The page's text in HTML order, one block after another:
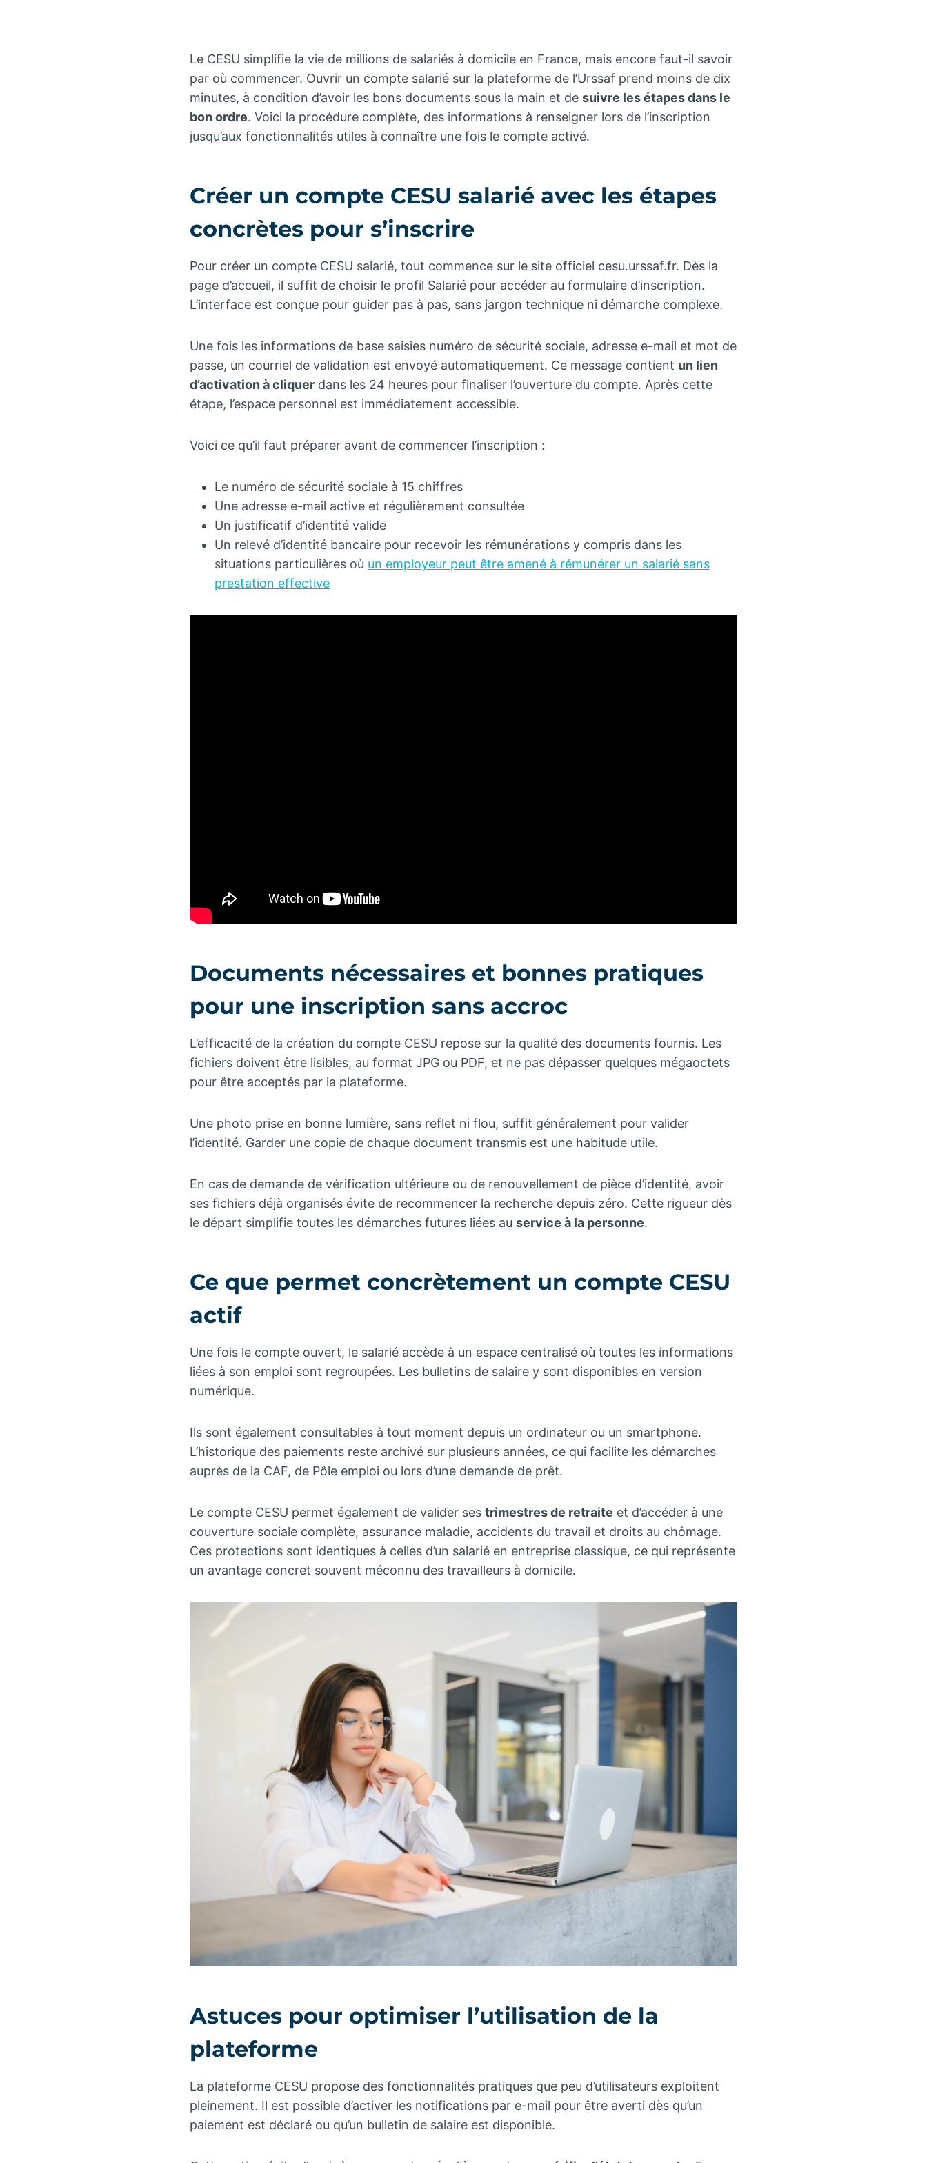
Le CESU simplifie la vie de millions de salariés à domicile en France, mais encore faut-il savoir
par où commencer. Ouvrir un compte salarié sur la plateforme de l’Urssaf prend moins de dix
minutes, à condition d’avoir les bons documents sous la main et de suivre les étapes dans le
bon ordre. Voici la procédure complète, des informations à renseigner lors de l’inscription
jusqu’aux fonctionnalités utiles à connaître une fois le compte activé.
Créer un compte CESU salarié avec les étapes
concrètes pour s’inscrire
Pour créer un compte CESU salarié, tout commence sur le site officiel cesu.urssaf.fr. Dès la
page d’accueil, il suffit de choisir le profil Salarié pour accéder au formulaire d’inscription.
L’interface est conçue pour guider pas à pas, sans jargon technique ni démarche complexe.
Une fois les informations de base saisies numéro de sécurité sociale, adresse e-mail et mot de
passe, un courriel de validation est envoyé automatiquement. Ce message contient un lien
d’activation à cliquer dans les 24 heures pour finaliser l’ouverture du compte. Après cette
étape, l’espace personnel est immédiatement accessible.
Voici ce qu’il faut préparer avant de commencer l’inscription :
Le numéro de sécurité sociale à 15 chiffres
Une adresse e-mail active et régulièrement consultée
Un justificatif d’identité valide
Un relevé d’identité bancaire pour recevoir les rémunérations y compris dans les
situations particulières où un employeur peut être amené à rémunérer un salarié sans
prestation effective
Documents nécessaires et bonnes pratiques
pour une inscription sans accroc
L’efficacité de la création du compte CESU repose sur la qualité des documents fournis. Les
fichiers doivent être lisibles, au format JPG ou PDF, et ne pas dépasser quelques mégaoctets
pour être acceptés par la plateforme.
Une photo prise en bonne lumière, sans reflet ni flou, suffit généralement pour valider
l’identité. Garder une copie de chaque document transmis est une habitude utile.
En cas de demande de vérification ultérieure ou de renouvellement de pièce d’identité, avoir
ses fichiers déjà organisés évite de recommencer la recherche depuis zéro. Cette rigueur dès
le départ simplifie toutes les démarches futures liées au service à la personne.
Ce que permet concrètement un compte CESU
actif
Une fois le compte ouvert, le salarié accède à un espace centralisé où toutes les informations
liées à son emploi sont regroupées. Les bulletins de salaire y sont disponibles en version
numérique.
Ils sont également consultables à tout moment depuis un ordinateur ou un smartphone.
L’historique des paiements reste archivé sur plusieurs années, ce qui facilite les démarches
auprès de la CAF, de Pôle emploi ou lors d’une demande de prêt.
Le compte CESU permet également de valider ses trimestres de retraite et d’accéder à une
couverture sociale complète, assurance maladie, accidents du travail et droits au chômage.
Ces protections sont identiques à celles d’un salarié en entreprise classique, ce qui représente
un avantage concret souvent méconnu des travailleurs à domicile.
Astuces pour optimiser l’utilisation de la
plateforme
La plateforme CESU propose des fonctionnalités pratiques que peu d’utilisateurs exploitent
pleinement. Il est possible d’activer les notifications par e-mail pour être averti dès qu’un
paiement est déclaré ou qu’un bulletin de salaire est disponible.